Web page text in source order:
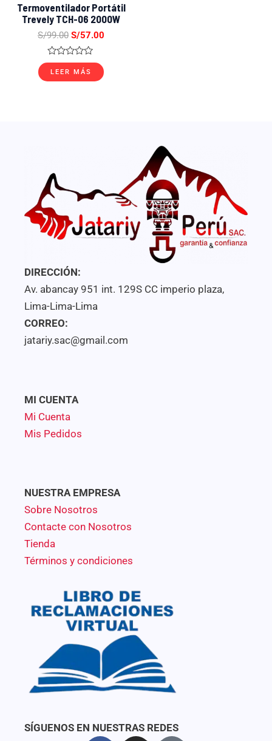
Termoventilador Portátil
Trevely TCH-06 2000W
S/99.00 S/57.00
Valorado
con
0
LEER MÁS
DIRECCIÓN:
Av. abancay 951 int. 129S CC imperio plaza,
Lima-Lima-Lima
CORREO:
jatariy.sac@gmail.com
MI CUENTA
Mi Cuenta
Mis Pedidos
NUESTRA EMPRESA
Sobre Nosotros
Contacte con Nosotros
Tienda
Términos y condiciones
SÍGUENOS EN NUESTRAS REDES